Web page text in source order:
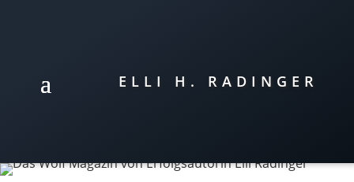
ELLI H. RADINGER